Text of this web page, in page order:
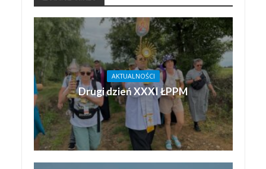
AKTUALNOŚCI
Drugi dzień XXXI ŁPPM